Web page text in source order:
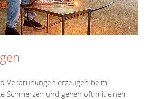
Verbrühungen erzeugen beim
Schmerzen und gehen oft mit einem